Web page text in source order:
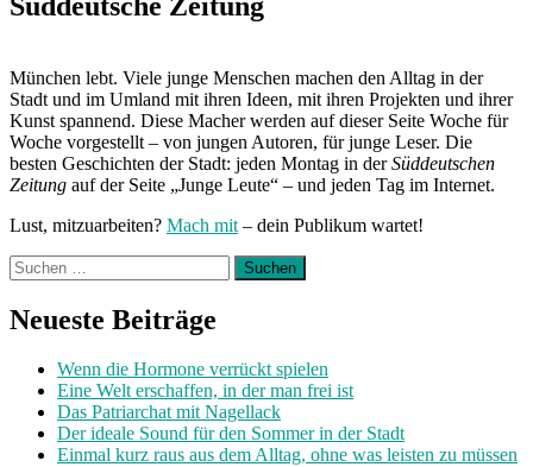
München lebt. Viele junge Menschen machen den Alltag in der
Stadt und im Umland mit ihren Ideen, mit ihren Projekten und ihrer
Kunst spannend. Diese Macher werden auf dieser Seite Woche für
Woche vorgestellt – von jungen Autoren, für junge Leser. Die
besten Geschichten der Stadt: jeden Montag in derSüddeutschen
Zeitung auf der Seite „Junge Leute“ – und jeden Tag im Internet.
Lust, mitzuarbeiten? Mach mit – dein Publikum wartet!
Suchen
nach:
Neueste Beiträge
Wenn die Hormone verrückt spielen
Eine Welt erschaffen, in der man frei ist
Das Patriarchat mit Nagellack
Der ideale Sound für den Sommer in der Stadt
Einmal kurz raus aus dem Alltag, ohne was leisten zu müssen